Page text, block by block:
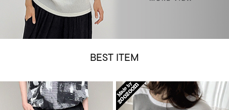
BEST ITEM